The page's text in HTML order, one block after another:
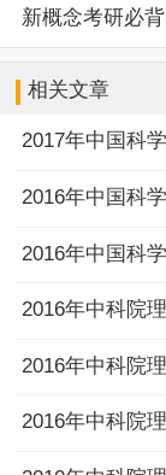
新概念考研必
相关文章
2016年中科院